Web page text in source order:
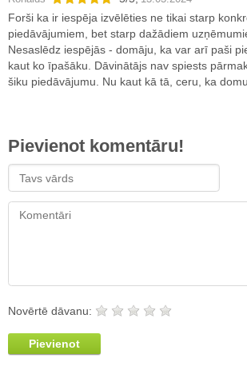
Forši ka ir iespēja izvēlēties ne tikai starp
piedāvājumiem, bet starp dažādiem
Nesaslēdz iespējās - domāju, ka var arī paši
kaut ko īpašāku. Dāvinātājs nav spiests
šiku piedāvājumu. Nu kaut kā tā, ceru, ka
Pievienot komentāru!
Novērtē dāvanu:
Pievienot